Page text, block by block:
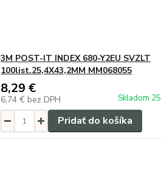
3M POST-IT INDEX 680-Y2EU SVZLT
100list.25,4X43,2MM MM068055
8,29 €
6,74 € bez DPH Skladom 25
Pridať do košíka